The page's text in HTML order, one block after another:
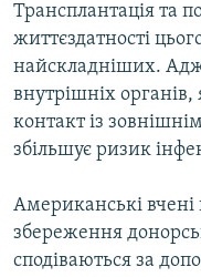
УКР
КТАТ
ДОЛУЧАЙСЯ!
Усі сайти RFE/RL
Трансплантація та
життєздатності
найскладніших.
внутрішніх
контакт із
збільшує ризик
Американські
збереження
сподіваються за